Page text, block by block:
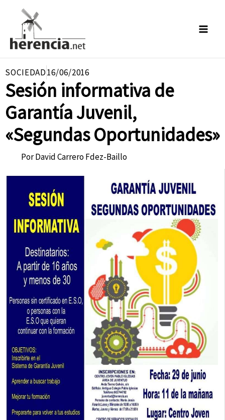
contenido
SOCIEDAD16/06/2016
Sesión informativa de
Garantía Juvenil,
«Segundas Oportunidades»
PorDavid Carrero Fdez-Baillo